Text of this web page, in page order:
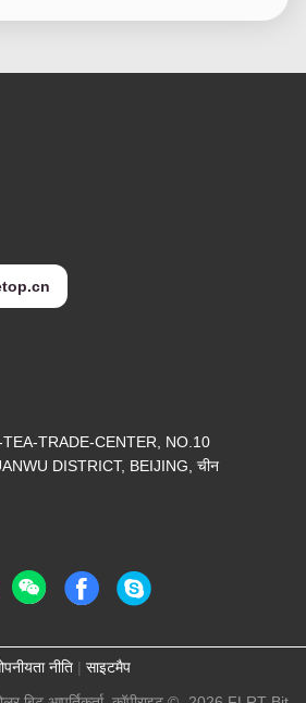
TRADE-CENTER, NO.10
DISTRICT, BEIJING, चीन
नीति | साइटमैप